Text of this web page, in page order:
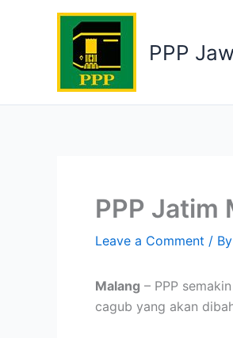
PPP
PPP Jatim
Leave a Comment / By
Malang – PPP
cagub yang akan